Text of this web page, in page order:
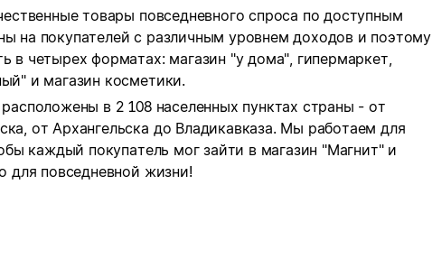
товары повседневного спроса по доступным
на покупателей с различным уровнем доходов и поэтому
в четырех форматах: магазин "у дома", гипермаркет,
и магазин косметики.
в 2 108 населенных пунктах страны - от
от Архангельска до Владикавказа. Мы работаем для
каждый покупатель мог зайти в магазин "Магнит" и
для повседневной жизни!